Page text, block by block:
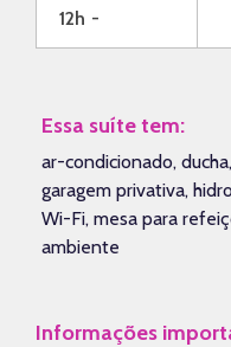
12h -
Essa suíte tem:
ar-condicionado,
garagem privativa,
Wi-Fi, mesa para
ambiente
Informações